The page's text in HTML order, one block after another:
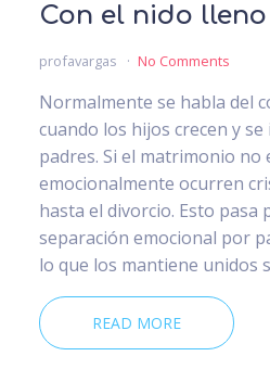
Con el nido lleno
profavargas No Comments
Normalmente se habla del
cuando los hijos crecen y
padres. Si el matrimonio no
emocionalmente ocurren
hasta el divorcio. Esto pasa
separación emocional por
lo que los mantiene unidos
READ MORE